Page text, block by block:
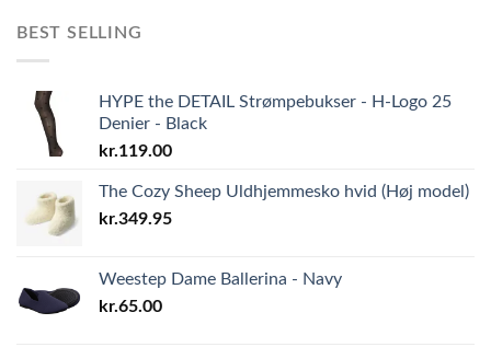
BEST SELLING
HYPE the DETAIL Strømpebukser - H-Logo 25
Denier - Black
kr.119.00
The Cozy Sheep Uldhjemmesko hvid (Høj model)
kr.349.95
Weestep Dame Ballerina - Navy
kr.65.00